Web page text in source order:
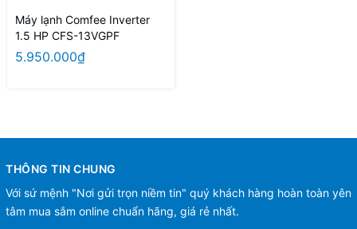
Máy lạnh Comfee Inverter
1.5 HP CFS-13VGPF
5.950.000₫
THÔNG TIN CHUNG
Với sứ mệnh "Nơi gửi trọn niềm tin" quý khách hàng hoàn toàn yên
tâm mua sắm online chuẩn hãng, giá rẻ nhất.